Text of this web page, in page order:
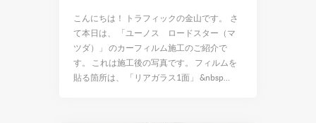
こんにちは！ トラフィックの金山です。 さ
て本日は、 「ユーノス ロードスター（マ
ツダ）」 のカーフィルム施工のご紹介で
す。 これは施工後の写真です。 フィルムを
貼る箇所は、 「リアガラス1面」 &nbsp…